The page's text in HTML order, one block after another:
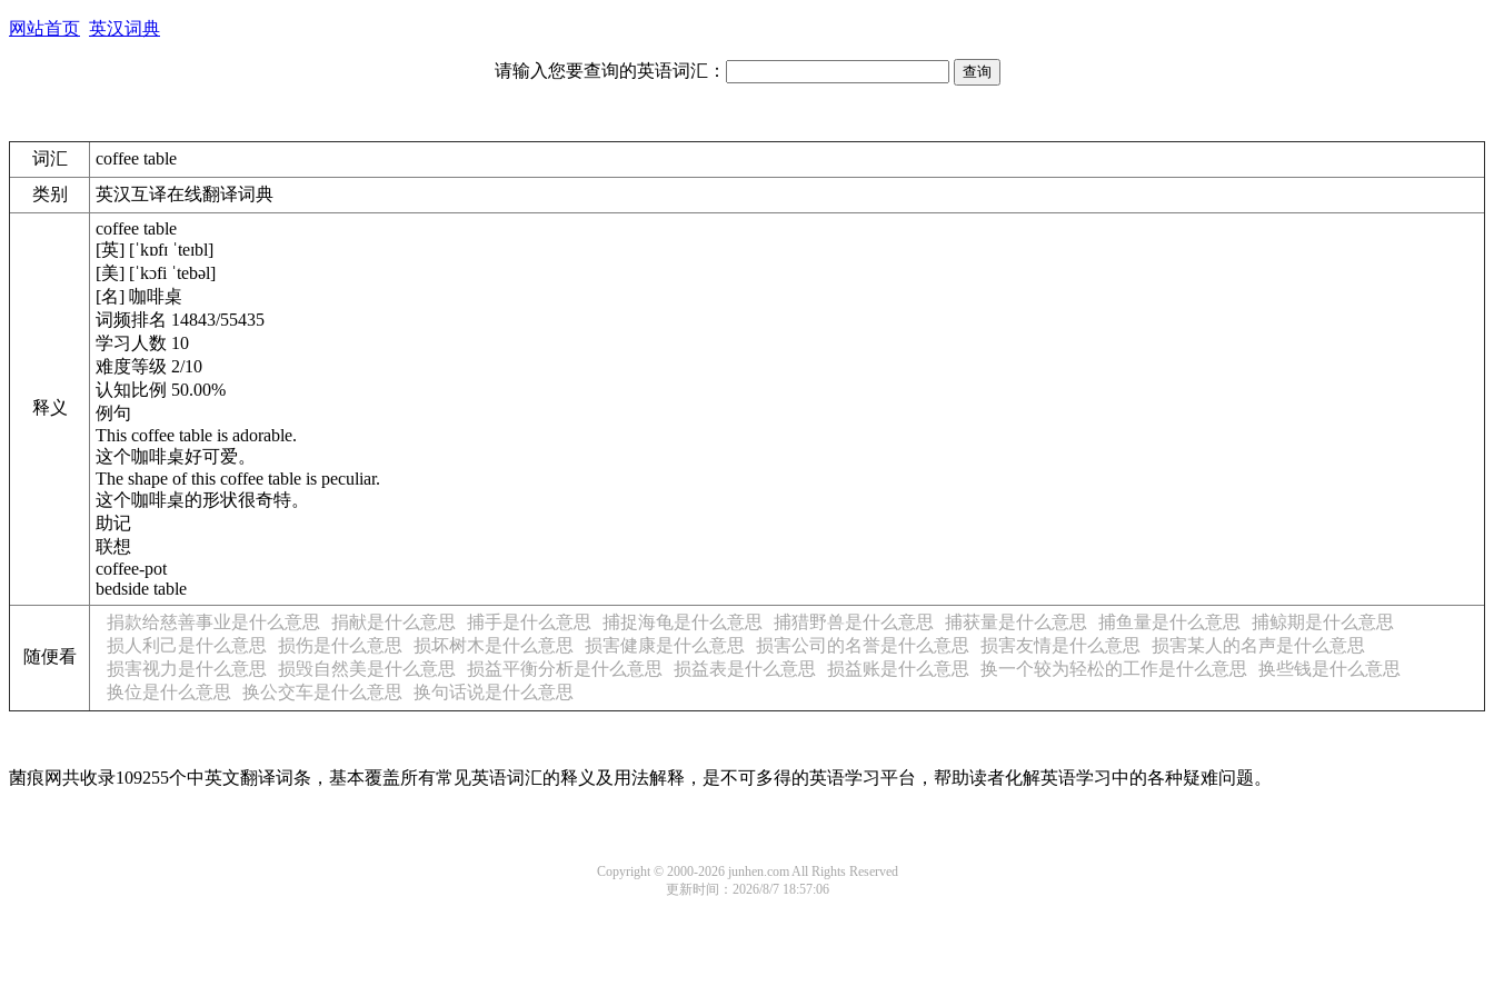
网站首页 英汉词典
请输入您要查询的英语词汇：
词汇
coffee table
类别
英汉互译在线翻译词典
释义
coffee table
[英] [ˈkɒfɪ ˈteɪbl]
[美] [ˈkɔfi ˈtebəl]
[名] 咖啡桌
词频排名 14843/55435
学习人数 10
难度等级 2/10
认知比例 50.00%
例句
This coffee table is adorable.
这个咖啡桌好可爱。
The shape of this coffee table is peculiar.
这个咖啡桌的形状很奇特。
助记
联想
coffee-pot
bedside table
随便看
捐款给慈善事业是什么意思 捐献是什么意思 捕手是什么意思 捕捉海龟是什么意思 捕猎野兽是什么意思 捕获量是什么意思 捕鱼量是什么意思
捕鲸期是什么意思
损人利己是什么意思
损伤是什么意思 损坏树木是什么意思 损害健康是什么意思 损害公司的名誉是什么意思 损害友情是什么意思
损害某人的名声是什么意思
损害视力是什么意思
损毁自然美是什么意思 损益平衡分析是什么意思 损益表是什么意思 损益账是什么意思 换一个较为轻松的工作是什么意思
换些钱是什么意思
换位是什么意思
换公交车是什么意思 换句话说是什么意思
菌痕网共收录109255个中英文翻译词条，基本覆盖所有常见英语词汇的释义及用法解释，是不可多得的英语学习平台，帮助读者化解英语学习中的各种疑难问题。
Copyright © 2000-2026 junhen.com All Rights Reserved
更新时间：2026/8/7 18:57:06